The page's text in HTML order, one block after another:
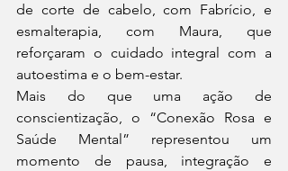
de corte de cabelo, com Fabrício, e
esmalterapia, com Maura, que
reforçaram o cuidado integral com a
autoestima e o bem-estar.
Mais do que uma ação de
conscientização, o “Conexão Rosa e
Saúde Mental” representou um
momento de pausa, integração e